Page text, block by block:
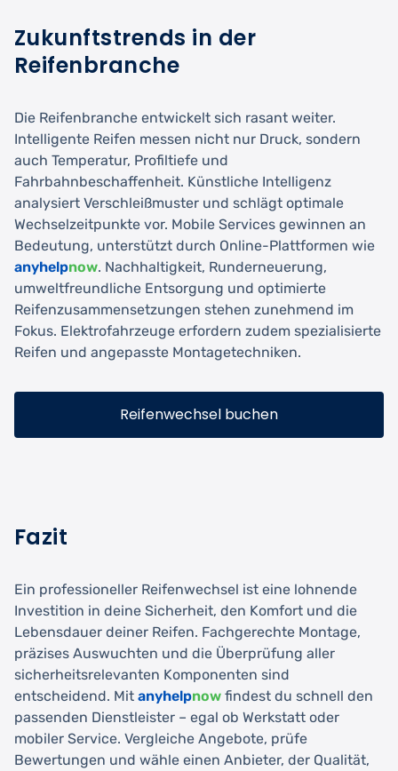
Zukunftstrends in der
Reifenbranche
Die Reifenbranche entwickelt sich rasant weiter.
Intelligente Reifen messen nicht nur Druck, sondern
auch Temperatur, Profiltiefe und
Fahrbahnbeschaffenheit. Künstliche Intelligenz
analysiert Verschleißmuster und schlägt optimale
Wechselzeitpunkte vor. Mobile Services gewinnen an
Bedeutung, unterstützt durch Online-Plattformen wie
anyhelpnow. Nachhaltigkeit, Runderneuerung,
umweltfreundliche Entsorgung und optimierte
Reifenzusammensetzungen stehen zunehmend im
Fokus. Elektrofahrzeuge erfordern zudem spezialisierte
Reifen und angepasste Montagetechniken.
Reifenwechsel buchen
Fazit
Ein professioneller Reifenwechsel ist eine lohnende
Investition in deine Sicherheit, den Komfort und die
Lebensdauer deiner Reifen. Fachgerechte Montage,
präzises Auswuchten und die Überprüfung aller
sicherheitsrelevanten Komponenten sind
entscheidend. Mit anyhelpnow findest du schnell den
passenden Dienstleister – egal ob Werkstatt oder
mobiler Service. Vergleiche Angebote, prüfe
Bewertungen und wähle einen Anbieter, der Qualität,